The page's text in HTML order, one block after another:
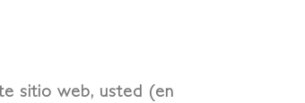
sitio web, usted (en